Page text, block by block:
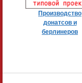
Производство
донатсов и
берлинеров